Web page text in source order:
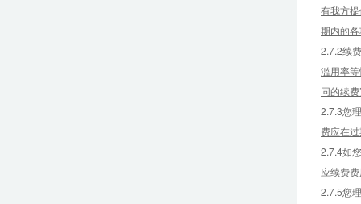
有我方
期内的
2.7.2续
滥用率
同的续
2.7.3您
费应在
2.7.4如
应续费
2.7.5您